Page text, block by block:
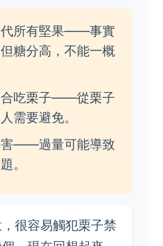
代所有堅果——事實
糖分高，不能一概
合吃栗子——從栗子
需要避免。
害——過量可能導致
。
很容易觸犯栗子禁